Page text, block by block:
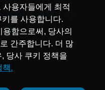
용 정보 정책|
사
보
용자들에게 최적
를 사용합니다.
함으로써, 당사의
간주합니다. 더 많
당사 쿠키 정책을
책.